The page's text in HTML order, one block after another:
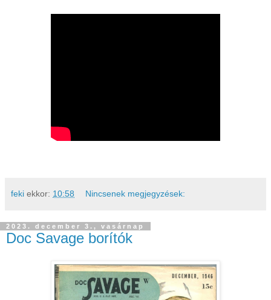
feki ekkor: 10:58 Nincsenek megjegyzések:
2023. december 3., vasárnap
Doc Savage borítók